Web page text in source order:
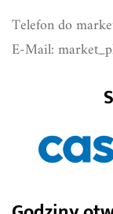
Telefon do
E-Mail: